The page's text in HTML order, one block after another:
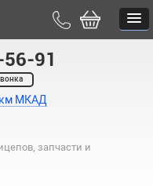
91
км МКАД
запчасти и